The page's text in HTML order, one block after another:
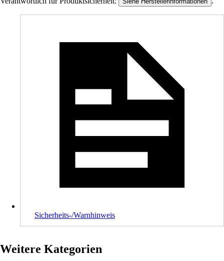
Sicherheits-/Warnhinweis
Weitere Kategorien